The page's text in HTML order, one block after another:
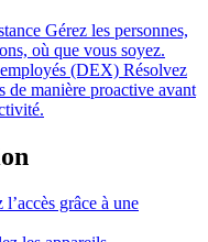
Gérez les personnes,
où que vous soyez.
(DEX) Résolvez
de manière proactive avant
grâce à une